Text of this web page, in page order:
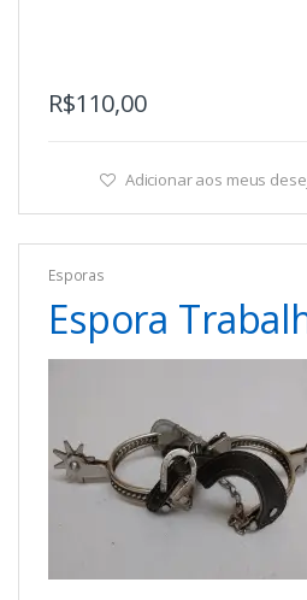
R$110,00
Adicionar aos meus
Esporas
Espora